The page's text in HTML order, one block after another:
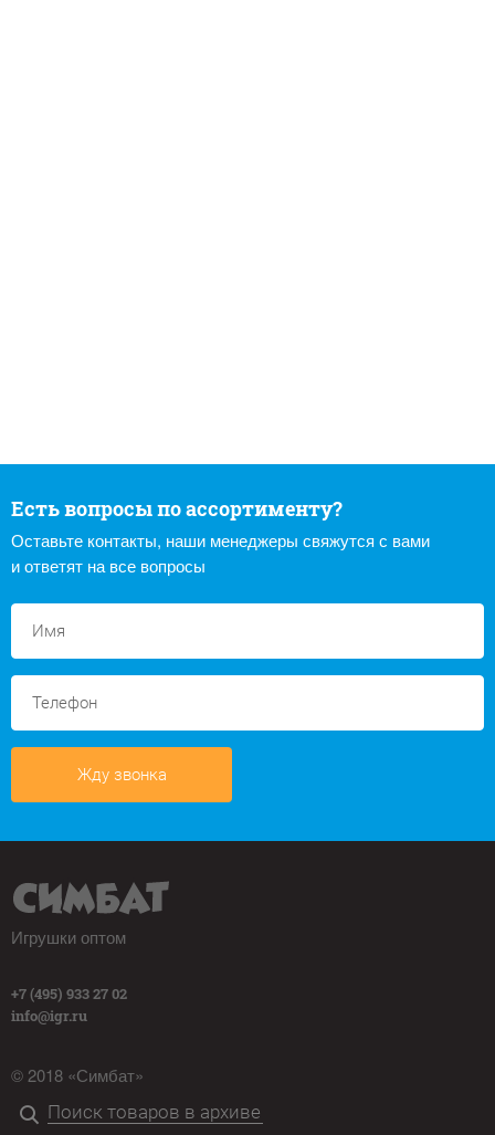
Есть вопросы по ассортименту?
Оставьте контакты, наши менеджеры свяжутся с вами
и ответят на все вопросы
Жду звонка
Игрушки оптом
+7 (495) 933 27 02
info@igr.ru
© 2018 «Симбат»